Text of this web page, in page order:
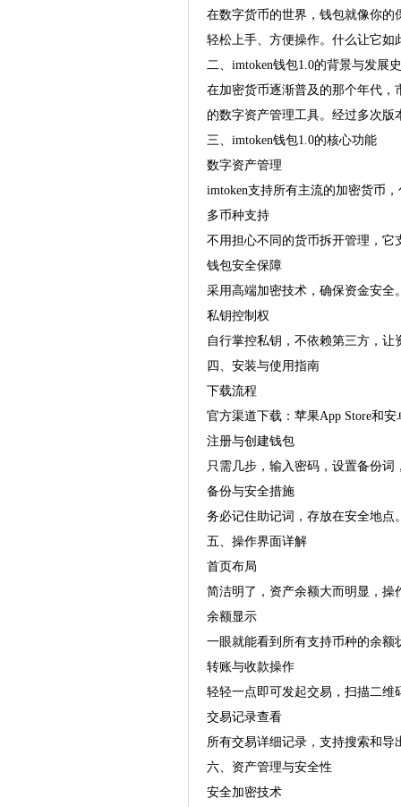
在数字货币的世界，钱包就像你的
轻松上手、方便操作。什么让它
二、imtoken钱包1.0的背景与发展史
在加密货币逐渐普及的那个年代，
的数字资产管理工具。经过多次版
三、imtoken钱包1.0的核心功能
数字资产管理
imtoken支持所有主流的加密货币
多币种支持
不用担心不同的货币拆开管理，
钱包安全保障
采用高端加密技术，确保资金安
私钥控制权
自行掌控私钥，不依赖第三方，
四、安装与使用指南
下载流程
官方渠道下载：苹果App Store和
注册与创建钱包
只需几步，输入密码，设置备份
备份与安全措施
务必记住助记词，存放在安全地点
五、操作界面详解
首页布局
简洁明了，资产余额大而明显，操
余额显示
一眼就能看到所有支持币种的余额
转账与收款操作
轻轻一点即可发起交易，扫描二维
交易记录查看
所有交易详细记录，支持搜索和导
六、资产管理与安全性
安全加密技术